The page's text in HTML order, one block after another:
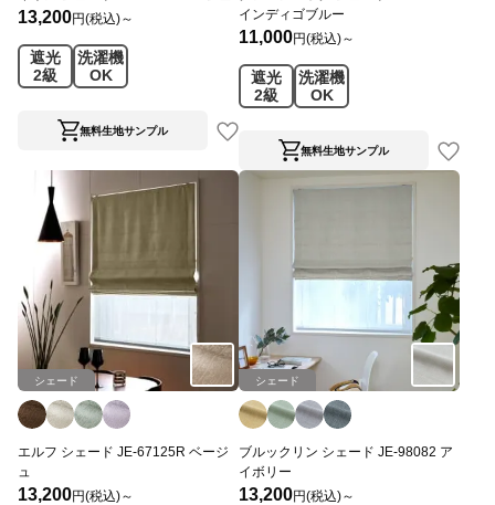
13,200円(税込)～
遮光
2級
洗濯機
OK
無料生地サンプル
インディゴブルー
11,000円(税込)～
遮光
2級
洗濯機
OK
無料生地サンプル
シェード
エルフ シェード JE-67125R ベージ
ュ
13,200円(税込)～
シェード
ブルックリン シェード JE-98082 ア
イボリー
13,200円(税込)～